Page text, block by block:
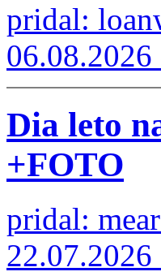
pridal:
Dia leto
+FOTO
pridal: